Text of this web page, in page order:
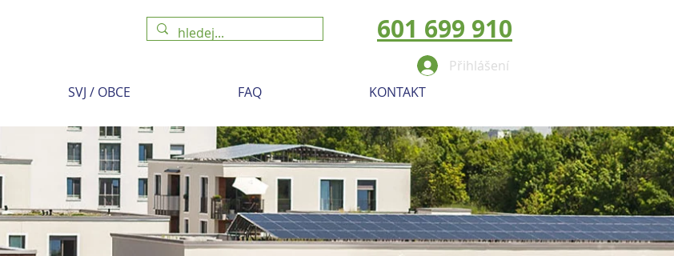
601 699 910
SVJ / OBCE FAQ KONTAKT
Přihlášení